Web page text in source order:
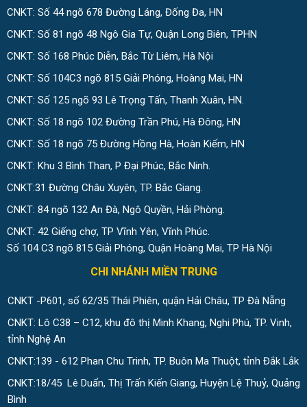
CNKT: Số 44 ngõ 678 Đường Láng, Đống Đa, HN
CNKT: Số 81 ngõ 48 Ngô Gia Tự, Quận Long Biên, TPHN
CNKT: Số 168 Phúc Diễn, Bắc Từ Liêm, Hà Nội
CNKT: Số 104C3 ngõ 815 Giải Phóng, Hoàng Mai, HN
CNKT: Số 125 ngõ 93 Lê Trọng Tấn, Thanh Xuân, HN.
CNKT: Số 18 ngõ 102 Đường Trần Phú, Hà Đông, HN
CNKT: Số 18 ngõ 75 Đường Hồng Hà, Hoàn Kiếm, HN
CNKT: Khu 3 Bình Than, P Đại Phúc, Bắc Ninh.
CNKT:31 Đường Châu Xuyên, TP. Bắc Giang.
CNKT: 84 ngõ 132 An Đà, Ngô Quyền, Hải Phòng.
CNKT: 42 Giếng chợ, TP Vĩnh Yên, Vĩnh Phúc.
Số 104 C3 ngõ 815 Giải Phóng, Quận Hoàng Mai, TP Hà Nội
CHI NHÁNH MIỀN TRUNG
CNKT -P601, số 62/35 Thái Phiên, quận Hải Châu, TP Đà Nẵng
CNKT: Lô C38 – C12, khu đô thị Minh Khang, Nghi Phú, TP. Vinh,
tỉnh Nghệ An
CNKT:139 - 612 Phan Chu Trinh, TP. Buôn Ma Thuột, tỉnh Đắk Lắk
CNKT:18/45 Lê Duẩn, Thị Trấn Kiến Giang, Huyện Lệ Thuỷ, Quảng
Bình